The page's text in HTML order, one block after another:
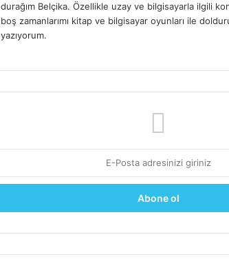
durağım Belçika. Özellikle uzay ve bilgisayarla ilgili
boş zamanlarımı kitap ve bilgisayar oyunları ile
yazıyorum.